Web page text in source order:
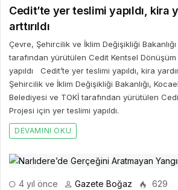
Cedit’te yer teslimi yapıldı, kira
arttırıldı
Çevre, Şehircilik ve İklim Değişikliği
tarafından yürütülen Cedit Kentsel
yapıldı Cedit’te yer teslimi yapıldı, kira
Şehircilik ve İklim Değişikliği Bakanlığı,
Belediyesi ve TOKİ tarafından yürütülen
Projesi için yer teslimi yapıldı.
DEVAMINI OKU
4 yıl önce Gazete Boğaz 629